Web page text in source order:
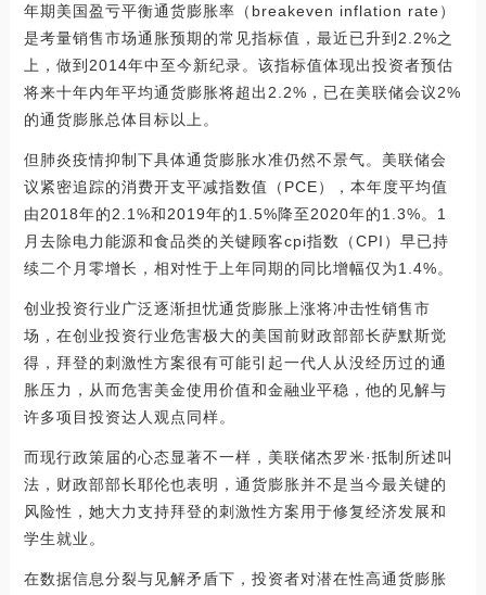
年期美国盈亏平衡通货膨胀率（breakeven inflation rate）
是考量销售市场通胀预期的常见指标值，最近已升到2.2%之
上，做到2014年中至今新纪录。该指标值体现出投资者预估
将来十年内年平均通货膨胀将超出2.2%，已在美联储会议2%
的通货膨胀总体目标以上。
但肺炎疫情抑制下具体通货膨胀水准仍然不景气。美联储会
议紧密追踪的消费开支平减指数值（PCE），本年度平均值
由2018年的2.1%和2019年的1.5%降至2020年的1.3%。1
月去除电力能源和食品类的关键顾客cpi指数（CPI）早已持
续二个月零增长，相对性于上年同期的同比增幅仅为1.4%。
创业投资行业广泛逐渐担忧通货膨胀上涨将冲击性销售市
场，在创业投资行业危害极大的美国前财政部部长萨默斯觉
得，拜登的刺激性方案很有可能引起一代人从没经历过的通
胀压力，从而危害美金使用价值和金融业平稳，他的见解与
许多项目投资达人观点同样。
而现行政策届的心态显著不一样，美联储杰罗米·抵制所述叫
法，财政部部长耶伦也表明，通货膨胀并不是当今最关键的
风险性，她大力支持拜登的刺激性方案用于修复经济发展和
学生就业。
在数据信息分裂与见解矛盾下，投资者对潜在性高通货膨胀